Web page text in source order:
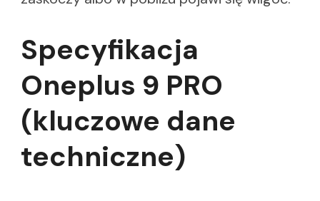
Specyfikacja
Oneplus 9 PRO
(kluczowe dane
techniczne)